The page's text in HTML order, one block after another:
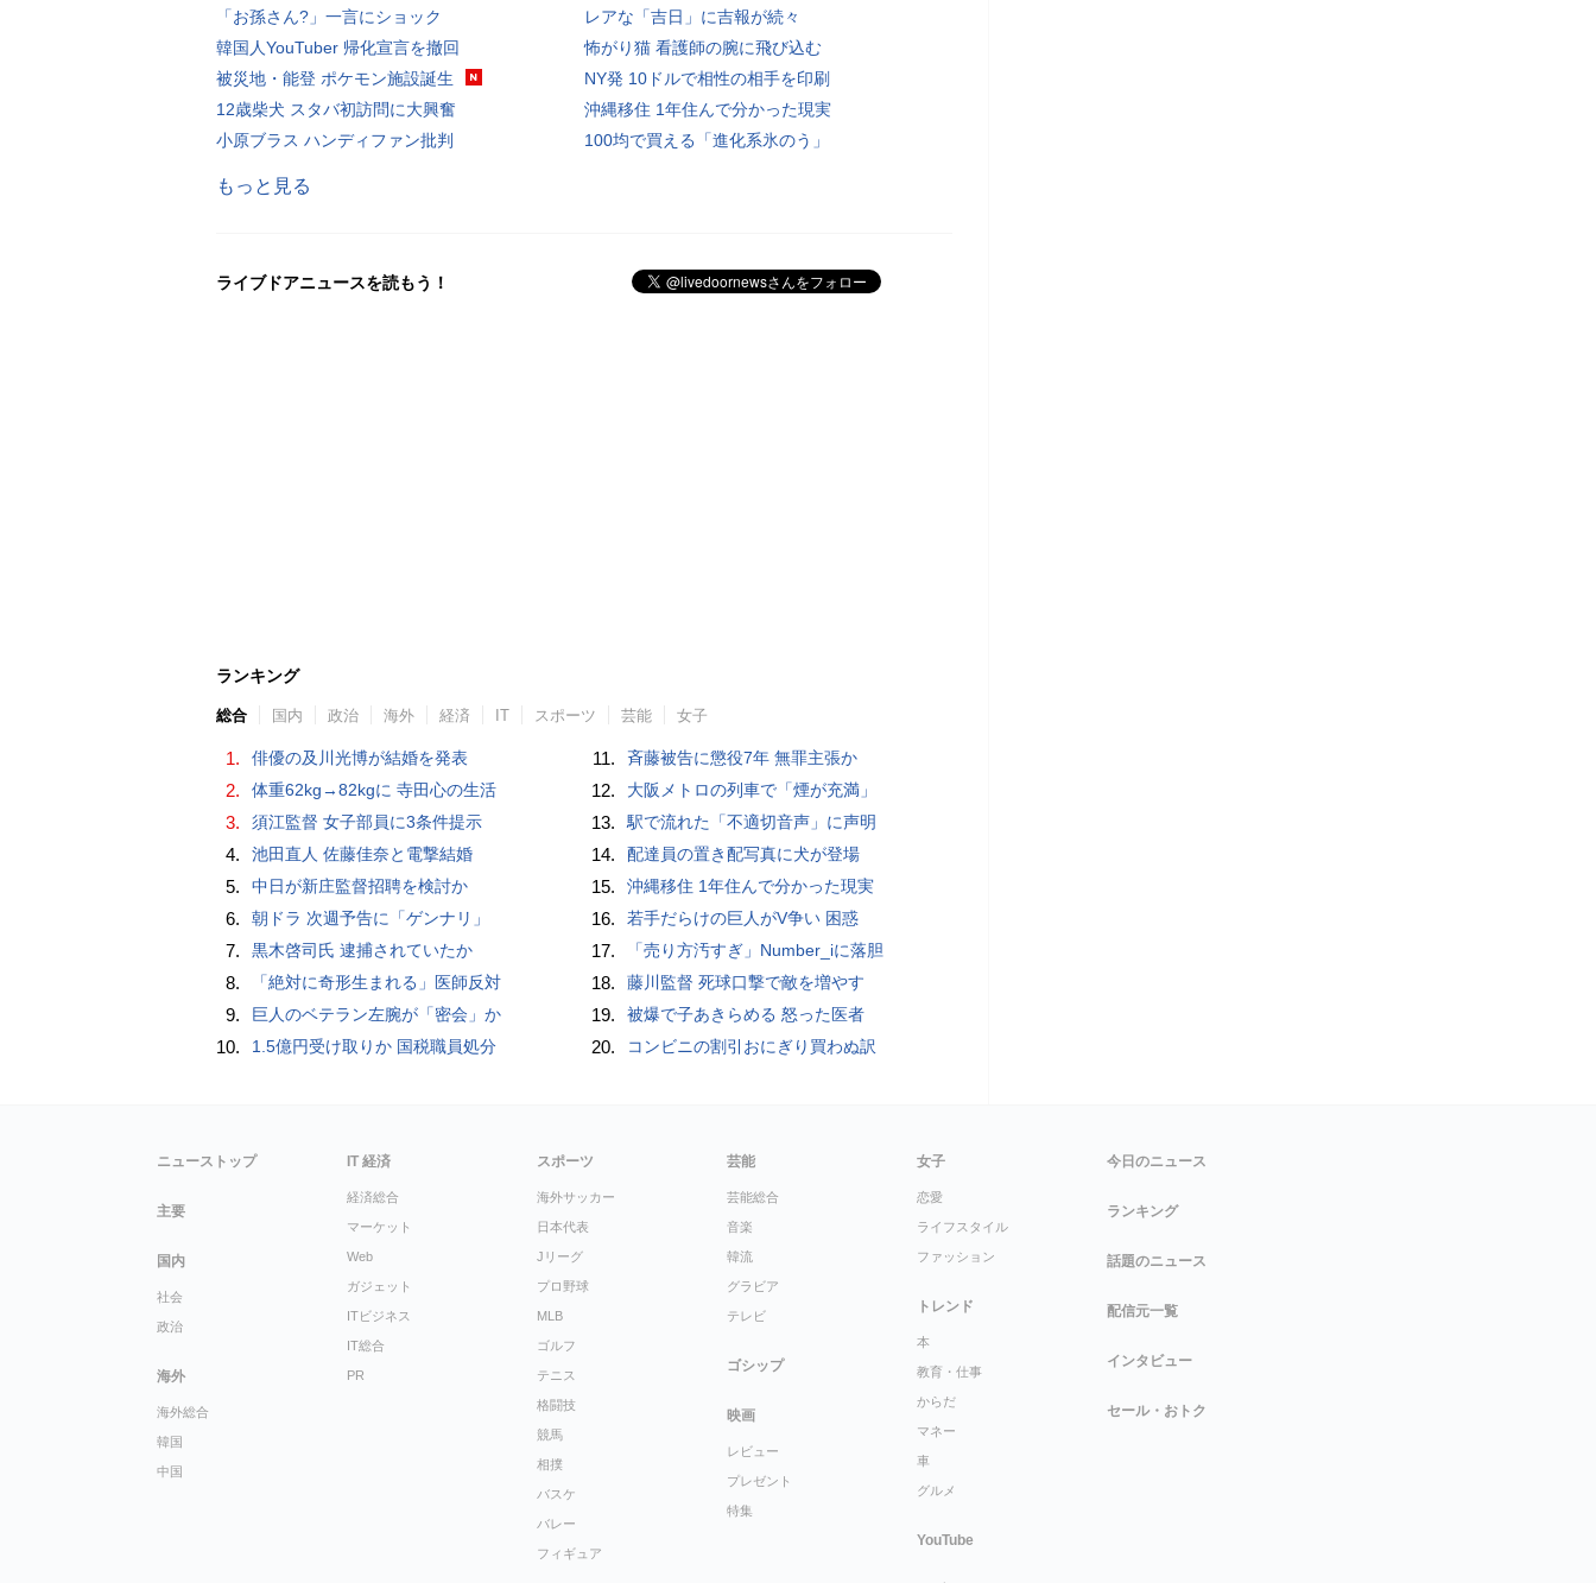
「お孫さん?」一言にショック
韓国人YouTuber 帰化宣言を撤回
被災地・能登 ポケモン施設誕生
12歳柴犬 スタバ初訪問に大興奮
小原ブラス ハンディファン批判
レアな「吉日」に吉報が続々
怖がり猫 看護師の腕に飛び込む
NY発 10ドルで相性の相手を印刷
沖縄移住 1年住んで分かった現実
100均で買える「進化系氷のう」
もっと見る
ライブドアニュースを読もう！
ランキング
総合 国内 政治 海外 経済 IT スポーツ 芸能 女子
1. 俳優の及川光博が結婚を発表
2. 体重62kg→82kgに 寺田心の生活
3. 須江監督 女子部員に3条件提示
4. 池田直人 佐藤佳奈と電撃結婚
5. 中日が新庄監督招聘を検討か
6. 朝ドラ 次週予告に「ゲンナリ」
7. 黒木啓司氏 逮捕されていたか
8. 「絶対に奇形生まれる」医師反対
9. 巨人のベテラン左腕が「密会」か
10. 1.5億円受け取りか 国税職員処分
11. 斉藤被告に懲役7年 無罪主張か
12. 大阪メトロの列車で「煙が充満」
13. 駅で流れた「不適切音声」に声明
14. 配達員の置き配写真に犬が登場
15. 沖縄移住 1年住んで分かった現実
16. 若手だらけの巨人がV争い 困惑
17. 「売り方汚すぎ」Number_iに落胆
18. 藤川監督 死球口撃で敵を増やす
19. 被爆で子あきらめる 怒った医者
20. コンビニの割引おにぎり買わぬ訳
ニューストップ
主要
国内
社会
政治
海外
海外総合
韓国
中国
IT 経済
経済総合
マーケット
Web
ガジェット
ITビジネス
IT総合
PR
スポーツ
海外サッカー
日本代表
Jリーグ
プロ野球
MLB
ゴルフ
テニス
格闘技
競馬
相撲
バスケ
バレー
フィギュア
芸能
芸能総合
音楽
韓流
グラビア
テレビ
ゴシップ
映画
レビュー
プレゼント
特集
女子
恋愛
ライフスタイル
ファッション
トレンド
本
教育・仕事
からだ
マネー
車
グルメ
YouTube
今日のニュース
ランキング
話題のニュース
配信元一覧
インタビュー
セール・おトク